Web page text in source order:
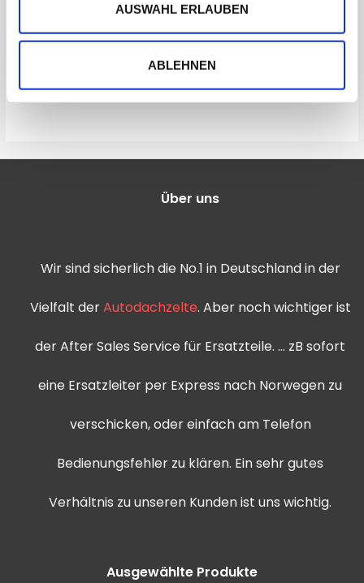
AUSWAHL ERLAUBEN
ABLEHNEN
165,00€115,50€ 3,43€–29,07€
Über uns
Wir sind sicherlich die No.1 in Deutschland in der
Vielfalt derAutodachzelte. Aber noch wichtiger ist
der After Sales Service für Ersatzteile. … zB sofort
eine Ersatzleiter per Express nach Norwegen zu
verschicken, oder einfach am Telefon
Bedienungsfehler zu klären. Ein sehr gutes
Verhältnis zu unseren Kunden ist uns wichtig.
Ausgewählte Produkte